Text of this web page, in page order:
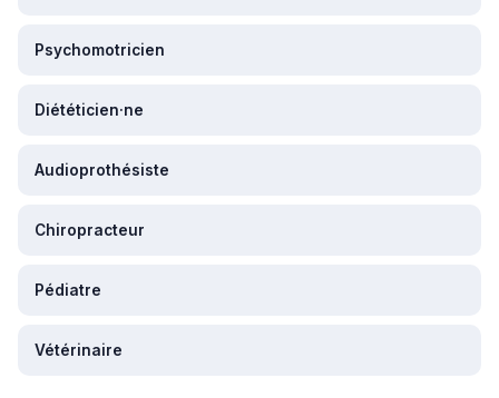
Psychomotricien
Diététicien·ne
Audioprothésiste
Chiropracteur
Pédiatre
Vétérinaire